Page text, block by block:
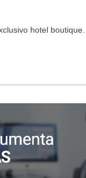
hotel boutique.